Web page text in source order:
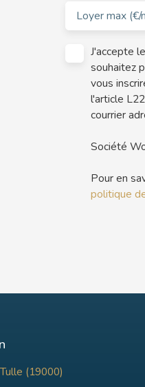
Loyer max (€/
J'accepte
souhaitez
vous
l'article
courrier
Société
Pour en
politique
(19000)